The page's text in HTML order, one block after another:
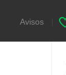
Avisos